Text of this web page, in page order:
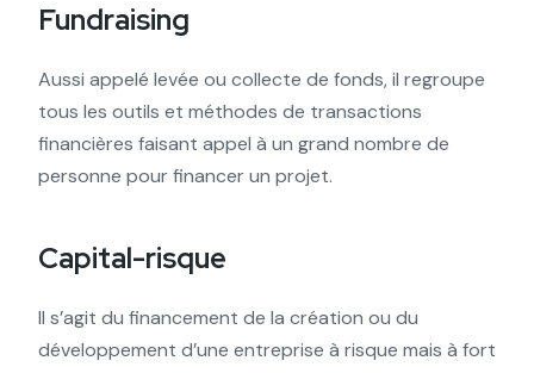
Fundraising
Aussi appelé levée ou collecte de fonds, il regroupe
tous les outils et méthodes de transactions
financières faisant appel à un grand nombre de
personne pour financer un projet.
Capital-risque
Il s’agit du financement de la création ou du
développement d’une entreprise à risque mais à fort